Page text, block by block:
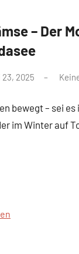
– Der
2025
bewegt – sei
im Winter auf